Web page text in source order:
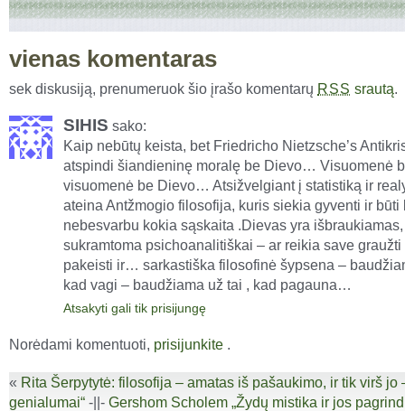
vienas komentaras
sek diskusiją, prenumeruok šio įrašo komentarų RSS srautą.
SIHIS sako:
Kaip nebūtų keista, bet Friedricho Nietzsche’s
atspindi šiandieninę moralę be Dievo… Visuomenė
visuomenė be Dievo… Atsižvelgiant į statistiką ir
ateina Antžmogio filosofija, kuris siekia gyventi ir
nebesvarbu kokia sąskaita .Dievas yra
sukramtoma psichoanalitiškai – ar reikia save
pakeisti ir… sarkastiška filosofinė šypsena –
kad vagi – baudžiama už tai , kad pagauna…
Atsakyti gali tik prisijungę
Norėdami komentuoti, prisijunkite .
« Rita Šerpytytė: filosofija – amatas iš pašaukimo, ir tik virš jo
genialumai“ -||- Gershom Scholem „Žydų mistika ir jos